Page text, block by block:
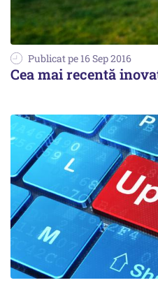
Publicat pe 16 Sep 2016
Cea mai recentă